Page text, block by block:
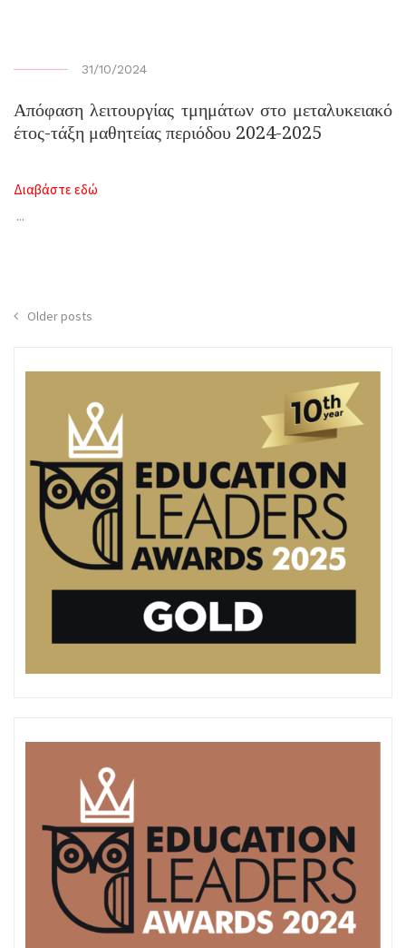
31/10/2024
Απόφαση λειτουργίας τμημάτων στο μεταλυκειακό
έτος-τάξη μαθητείας περιόδου 2024-2025
Διαβάστε εδώ
...
Posts
Older posts